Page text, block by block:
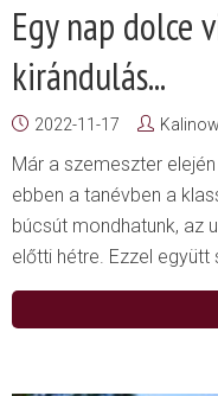
Egy nap dolce
kirándulás...
2022-11-17
Már a szemeszter
ebben a tanévben a
búcsút mondhatunk, az
előtti hétre. Ezzel